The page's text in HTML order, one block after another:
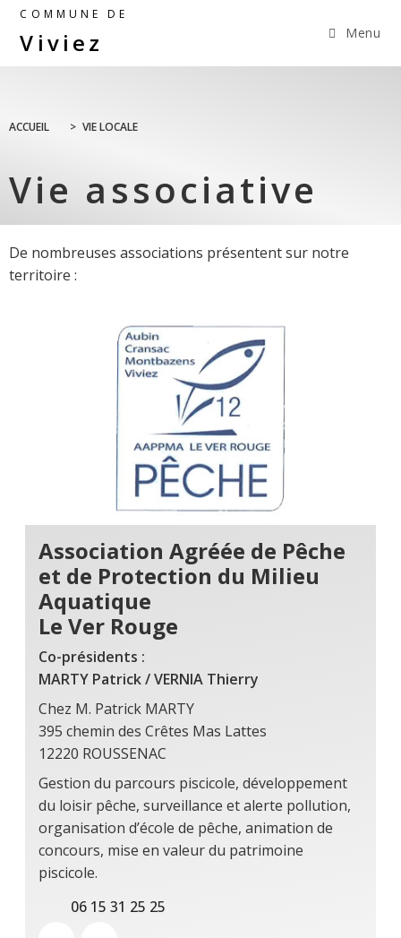
COMMUNE DE
Viviez Menu
ACCUEIL > VIE LOCALE
Vie associative
De nombreuses associations présentent sur notre
territoire :
Association Agréée de Pêche
et de Protection du Milieu
Aquatique
Le Ver Rouge
Co-présidents :
MARTY Patrick / VERNIA Thierry
Chez M. Patrick MARTY
395 chemin des Crêtes Mas Lattes
12220 ROUSSENAC
Gestion du parcours piscicole, développement
du loisir pêche, surveillance et alerte pollution,
organisation d’école de pêche, animation de
concours, mise en valeur du patrimoine
piscicole.
06 15 31 25 25